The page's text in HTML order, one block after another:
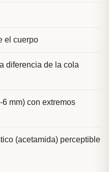
el cuerpo
diferencia de la cola
mm) con extremos
(acetamida) perceptible